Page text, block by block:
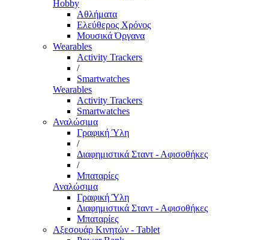
Hobby
Αθλήματα
Ελεύθερος Χρόνος
Μουσικά Όργανα
Wearables
Activity Trackers
/
Smartwatches
Wearables
Activity Trackers
Smartwatches
Αναλώσιμα
Γραφική Ύλη
/
Διαφημιστικά Σταντ - Αφισοθήκες
/
Μπαταρίες
Αναλώσιμα
Γραφική Ύλη
Διαφημιστικά Σταντ - Αφισοθήκες
Μπαταρίες
Αξεσουάρ Κινητών - Tablet